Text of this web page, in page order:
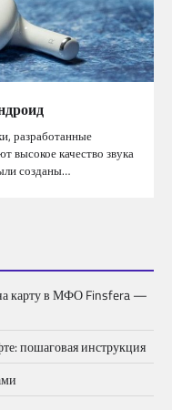
разработанные
высокое качество звука
созданы…
карту в МФО Finsfera —
пошаговая инструкция